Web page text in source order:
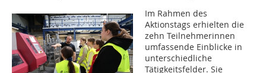
Im Rahmen des
Aktionstags erhielten die
zehn Teilnehmerinnen
umfassende Einblicke in
unterschiedliche
Tätigkeitsfelder. Sie